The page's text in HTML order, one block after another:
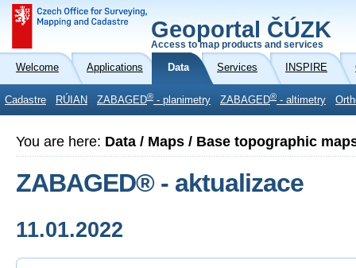
Geoportal ČÚZK
Access to map products and services
Welcome Applications Data Services INSPIRE
Cadastre RÚIAN ZABAGED® - planimetry ZABAGED® - altimetry
You are here: Data / Maps / Base topographic
ZABAGED® - aktualizace
11.01.2022